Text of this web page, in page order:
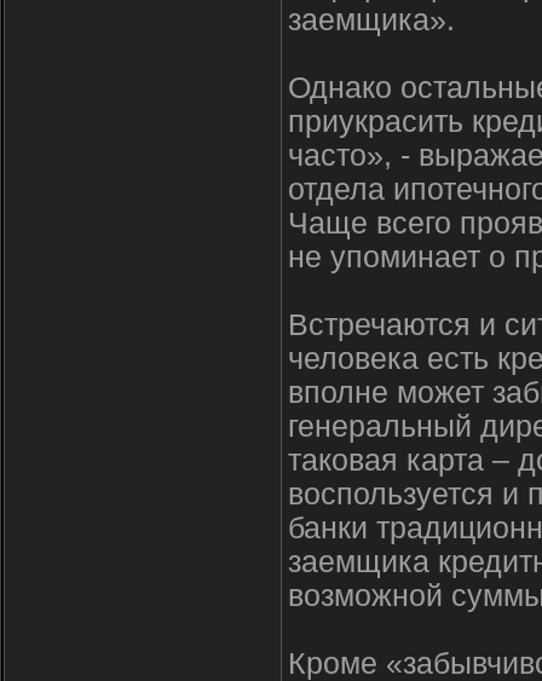
заемщика».
Однако
приукрасить
часто», -
отдела
Чаще всего
не упоминает о
Встречаются и
человека есть
вполне может
генеральный
таковая карта –
воспользуется и
банки
заемщика
возможной
Кроме